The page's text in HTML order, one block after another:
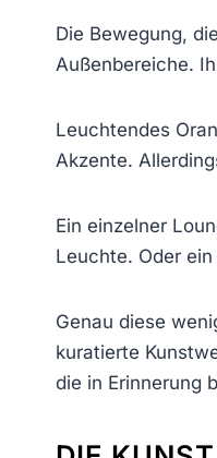
Die Bewegung,
Außenbereiche.
Leuchtendes
Akzente.
Ein einzelner
Leuchte. Oder
Genau diese
kuratierte
die in Erinnerung